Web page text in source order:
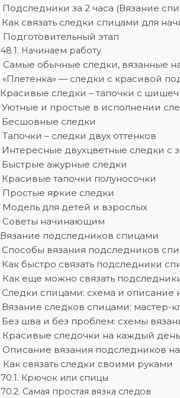
Подследники за 2 часа (Вязание
Как связать следки спицами для
Подготовительный этап
Начинаем работу
Самые обычные следки, вязанные
«Плетенка» — следки с красивой
Красивые следки – тапочки с
Уютные и простые в исполнении
Бесшовные следки
Тапочки – следки двух оттенков
Интересные двухцветные следки с
Быстрые ажурные следки
Красивые тапочки полуносочки
Простые яркие следки
Модель для детей и взрослых
Советы начинающим
Вязание подследников спицами
Способы вязания подследников
Как быстро связать подследники
Как еще можно связать
Следки спицами: схема и описание
Вязание следков спицами: мастер-
Без шва и без проблем: схемы
Красивые следочки на каждый
Описание вязания подследников
Как связать следки своими руками
Крючок или спицы
Самая простая вязка следов